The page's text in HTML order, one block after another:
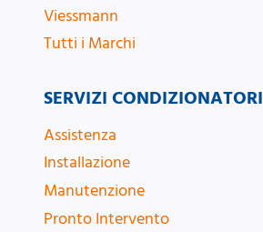
Viessmann
Tutti i Marchi
SERVIZI CONDIZIONATORI
Assistenza
Installazione
Manutenzione
Pronto Intervento